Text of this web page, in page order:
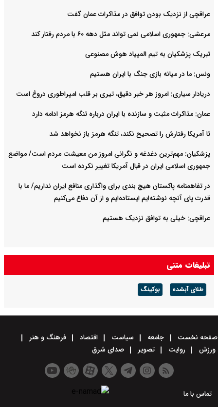
عراقچی از نزدیک بودن توافق در مذاکرات عمان گفت
مرعشی: جمهوری اسلامی نمی تواند مثل دهه ۶۰ با مردم رفتار کند
تبریک پزشکیان به تیم المپیاد هوش مصنوعی
ونس: ما در میانه بازی جنگ با ایران هستیم
دریادار سیاری: امروز هر خبر دقیق، تیری بر قلب امپراطوری دروغ است
عمان: مذاکرات مثبت و سازنده با ایران درباره تنگه هرمز ادامه دارد
تا آمریکا رفتارش را تصحیح نکند، تنگه هرمز باز نخواهد شد
پزشکیان: مهم‌ترین دغدغه و نگرانی امروز من معیشت مردم است/ مواضع
جمهوری اسلامی ایران در قبال آمریکا تغییر نکرده است
در تفاهمنامه پاکستان هیچ بندی برای واگذاری منافع ایران نداریم/ ما با
قدرت پای آنچه نوشته‌ایم ایستاده‌ایم و از آن دفاع می‌کنیم
عراقچی: خیلی به توافق نزدیک هستیم
تبلیغات متنی
طلای آبشده بوکینگ
صفحه نخست جامعه سیاست اقتصاد
فرهنگ و هنر
ورزش
روایت تصویر صدای شرق
تماس با ما